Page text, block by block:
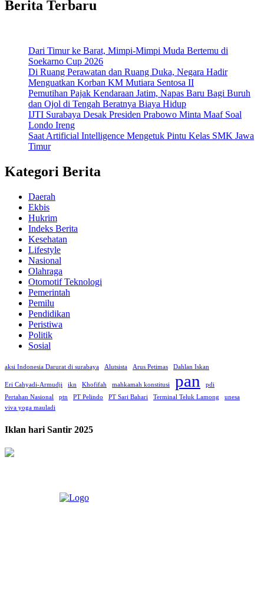
Berita Terbaru
Dari Timur ke Barat, Mimpi-Mimpi Muda Bertemu di
Soekarno Cup 2026
Di Ruang Perawatan dan Ruang Duka, Negara Hadir
Menguatkan Korban KM Mutiara Sentosa II
Pemutihan Pajak Kendaraan Jatim, Napas Baru Bagi Buruh
dan Ojol di Tengah Beratnya Biaya Hidup
IJTI Surabaya Desak Presiden Prabowo Minta Maaf Soal
Londo Ireng
Saat Artificial Intelligence Mengetuk Pintu Kelas SMK Jawa
Timur
Kategori Berita
Daerah
Ekbis
Hukrim
Indeks Berita
Kesehatan
Lifestyle
Nasional
Olahraga
Otomotif Teknologi
Pemerintah
Pemilu
Pendidikan
Peristiwa
Politik
Sosial
aksi Indonesia Darurat di surabaya Alutsista Arus Petimas Dahlan Iskan
Eri Cahyadi-Armudji ikn Khofifah mahkamah konstitusi pan
pdi
Pertahan Nasional
ptn PT Pelindo PT Sari Bahari Terminal Teluk Lamong
unesa
viva yoga mauladi
Iklan hari Santir 2025